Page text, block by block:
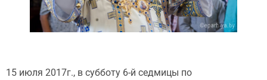
15 июля 2017г., в субботу 6-й седмицы по